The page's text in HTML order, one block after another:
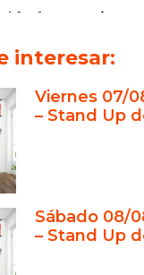
ideal para reír y
una tradición
que nació del
Kristof: humor sin
una voz
de un formato
de risas y
interesar:
Viernes 07/
– Stand Up
Sábado 08/
– Stand Up